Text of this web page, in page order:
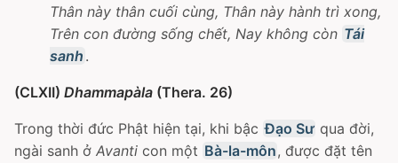
Thân này thân cuối cùng, Thân này hành trì xong,
Trên con đường sống chết, Nay không còn Tái
sanh .
(CLXII) Dhammapàla (Thera. 26)
Trong thời đức Phật hiện tại, khi bậc Ðạo Sư qua đời,
ngài sanh ở Avanti con một Bà-la-môn, được đặt tên